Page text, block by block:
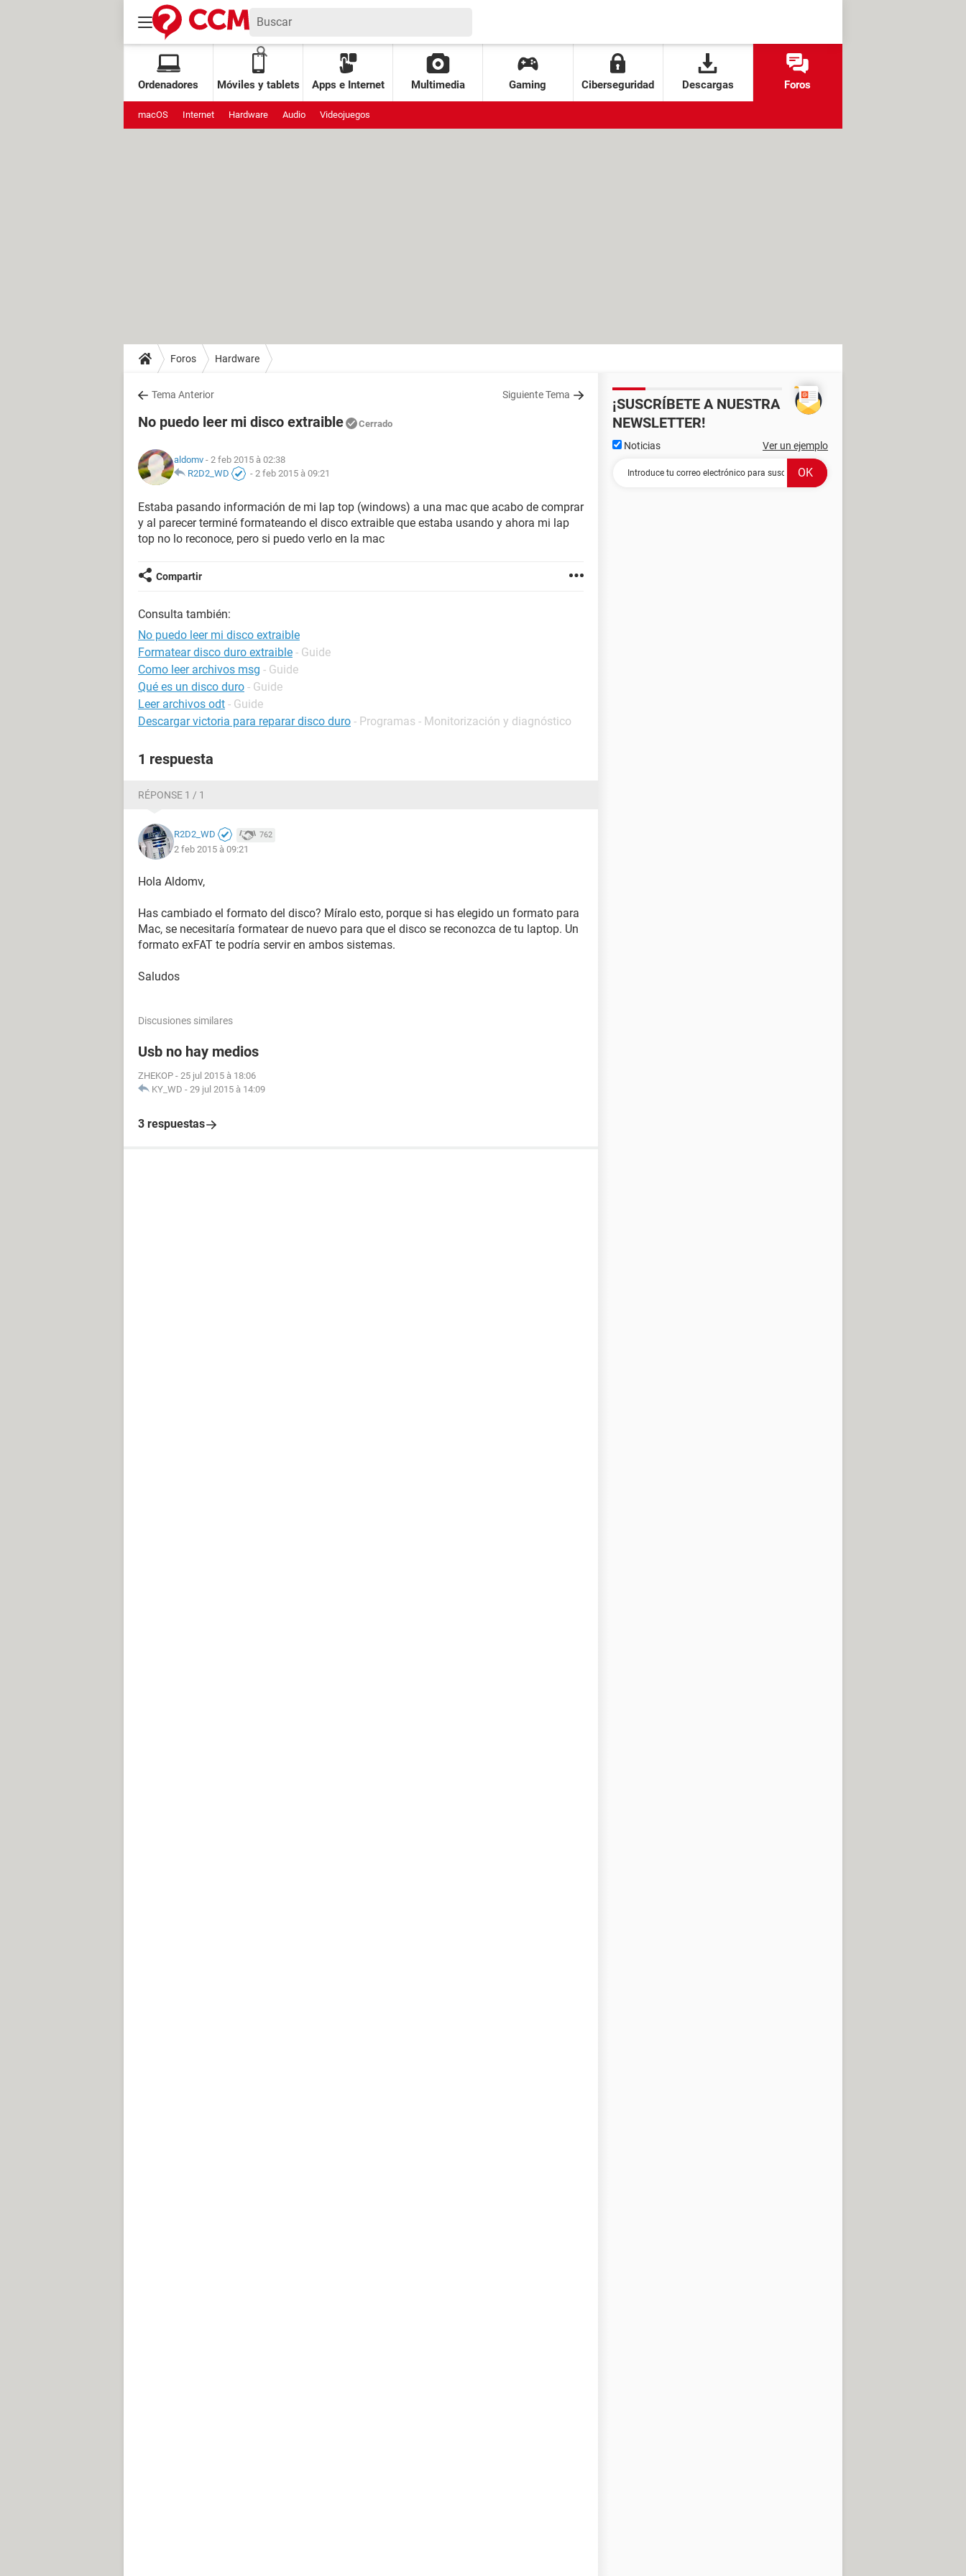
Ordenadores Móviles y tablets Apps e Internet Multimedia Gaming Ciberseguridad Descargas Foros
macOS Internet Hardware Audio Videojuegos
Foros Hardware
Tema Anterior Siguiente Tema
No puedo leer mi disco extraible Cerrado
aldomv - 2 feb 2015 à 02:38
R2D2_WD
- 2 feb 2015 à 09:21
Estaba pasando información de mi lap top (windows) a una mac que acabo de comprar
y al parecer terminé formateando el disco extraible que estaba usando y ahora mi lap
top no lo reconoce, pero si puedo verlo en la mac
Compartir
Consulta también:
No puedo leer mi disco extraible
Formatear disco duro extraible - Guide
Como leer archivos msg - Guide
Qué es un disco duro - Guide
Leer archivos odt - Guide
Descargar victoria para reparar disco duro - Programas - Monitorización y diagnóstico
1 respuesta
RÉPONSE 1 / 1
R2D2_WD 762
2 feb 2015 à 09:21
Hola Aldomv,
Has cambiado el formato del disco? Míralo esto, porque si has elegido un formato para
Mac, se necesitaría formatear de nuevo para que el disco se reconozca de tu laptop. Un
formato exFAT te podría servir en ambos sistemas.
Saludos
Discusiones similares
Usb no hay medios
ZHEKOP - 25 jul 2015 à 18:06
KY_WD - 29 jul 2015 à 14:09
3 respuestas
¡SUSCRÍBETE A NUESTRA
NEWSLETTER!
Noticias Ver un ejemplo